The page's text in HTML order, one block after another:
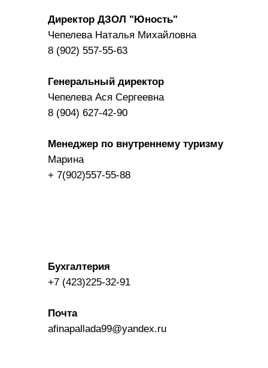
Директор ДЗОЛ "Юность"
​Чепелева Наталья Михайловна
8 (902) 557-55-63
Генеральный директор
Чепелева Ася Сергеевна
8 (904) 627-42-90
​Менеджер по внутреннему туризму
Марина
+ 7(902)557-55-88
​Бухгалтерия
+7 (423)225-32-91
Почта
afinapallada99@yandex.ru